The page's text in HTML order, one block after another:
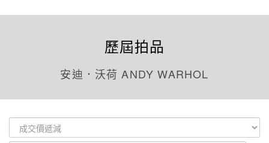
歷屆拍品
安迪．沃荷 ANDY WARHOL